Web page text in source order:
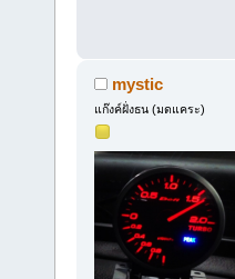
mystic
แก๊งค์ฝั่งธน (มดแคระ)